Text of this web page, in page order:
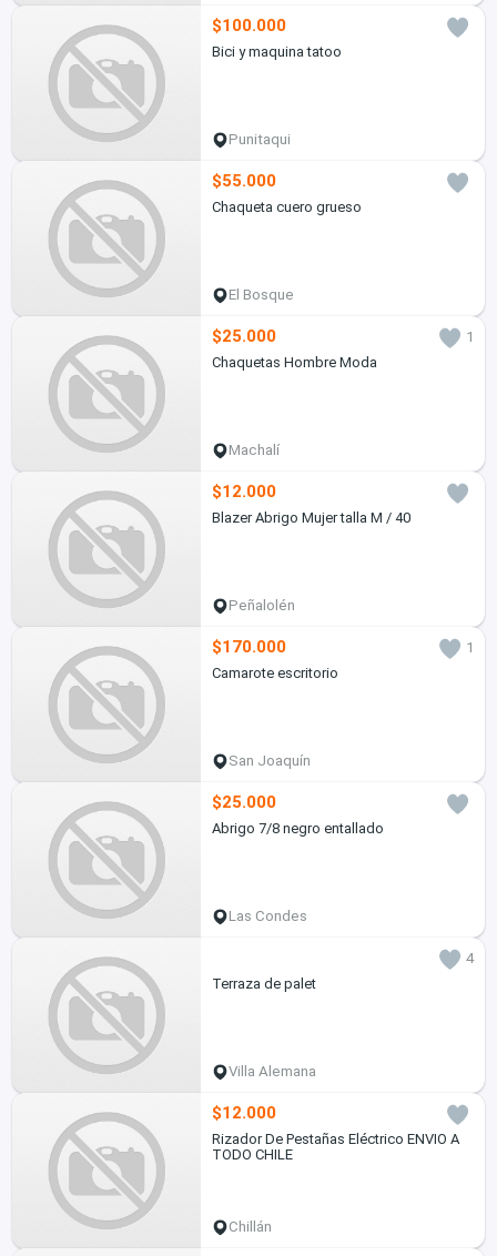
$100.000
Bici y maquina tatoo
Punitaqui
$55.000
Chaqueta cuero grueso
El Bosque
$25.000
1
Chaquetas Hombre Moda
Machalí
$12.000
Blazer Abrigo Mujer talla M / 40
Peñalolén
$170.000
1
Camarote escritorio
San Joaquín
$25.000
Abrigo 7/8 negro entallado
Las Condes
4
Terraza de palet
Villa Alemana
$12.000
Rizador De Pestañas Eléctrico ENVIO A
TODO CHILE
Chillán